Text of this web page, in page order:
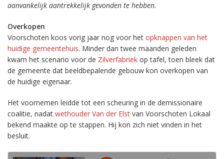
aanvankelijk aantrekkelijk gevonden te hebben.
Overkopen
Voorschoten koos vorig jaar nog voor het opknappen van het
huidige gemeentehuis. Minder dan twee maanden geleden
kwam het scenario voor de Zilverfabriek op tafel, toen bleek dat
de gemeente dat beeldbepalende gebouw kon overkopen van
de huidige eigenaar.
Het voornemen leidde tot een scheuring in de demissionaire
coalitie, nadat wethouder Van der Elst van Voorschoten Lokaal
bekend maakte op te stappen. Hij kon zich niet vinden in het
besluit.